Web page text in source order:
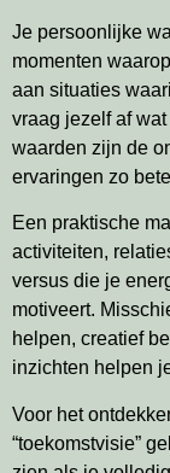
Je persoonlijke
momenten
aan situaties
vraag jezelf af
waarden zijn de
ervaringen zo
Een praktische
activiteiten,
versus die je
motiveert.
helpen, creatief
inzichten helpen
Voor het
“toekomstvisie”